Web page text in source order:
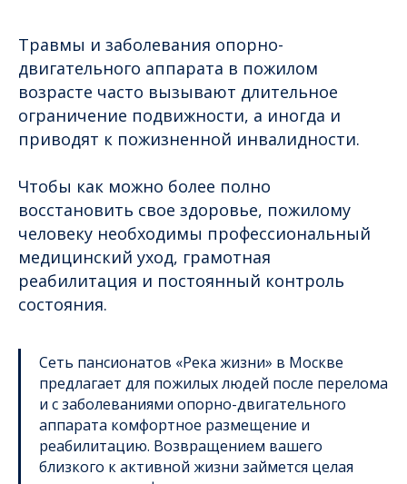
Травмы и заболевания опорно-
двигательного аппарата в пожилом
возрасте часто вызывают длительное
ограничение подвижности, а иногда и
приводят к пожизненной инвалидности.
Чтобы как можно более полно
восстановить свое здоровье, пожилому
человеку необходимы профессиональный
медицинский уход, грамотная
реабилитация и постоянный контроль
состояния.
Сеть пансионатов «Река жизни» в Москве
предлагает для пожилых людей после перелома
и с заболеваниями опорно-двигательного
аппарата комфортное размещение и
реабилитацию. Возвращением вашего
близкого к активной жизни займется целая